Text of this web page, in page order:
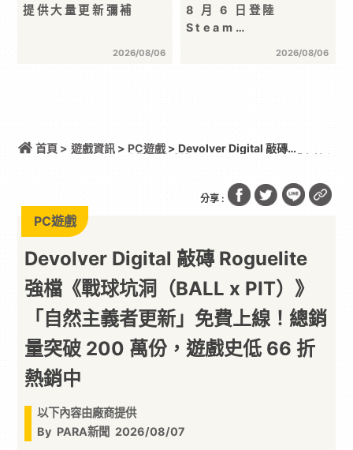
提供大量更新彌補
2026/08/06
8 月 6 日登陸
Steam…
2026/08/06
首頁 > 遊戲資訊> PC遊戲> Devolver Digital 敲磚
分享 :
PC遊戲
Devolver Digital 敲磚 Roguelite
強檔《戰球坑洞（BALL x PIT）》
「自然主義者更新」免費上線！總銷
量突破 200 萬份，遊戲史低 66 折
熱銷中
以下內容由廠商提供
By PARA新聞 2026/08/07